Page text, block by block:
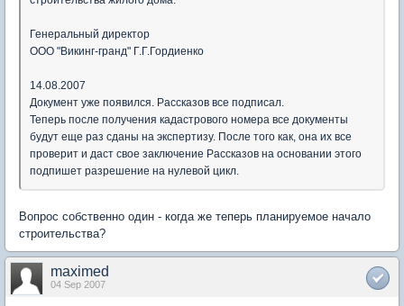
Генеральный директор
ООО "Викинг-гранд" Г.Г.Гордиенко
14.08.2007
Документ уже появился. Рассказов все подписал.
Теперь после получения кадастрового номера все документы
будут еще раз сданы на экспертизу. После того как, она их все
проверит и даст свое заключение Рассказов на основании этого
подпишет разрешение на нулевой цикл.
Вопрос собственно один - когда же теперь планируемое начало
строительства?
maximed
04 Sep 2007